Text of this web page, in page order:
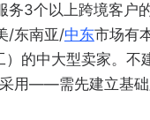
3个以上跨境客户
/东南亚/中东市场有
）的中大型卖家。不
用——需先建立基